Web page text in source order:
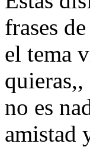
frases
el tema
no es
amistad